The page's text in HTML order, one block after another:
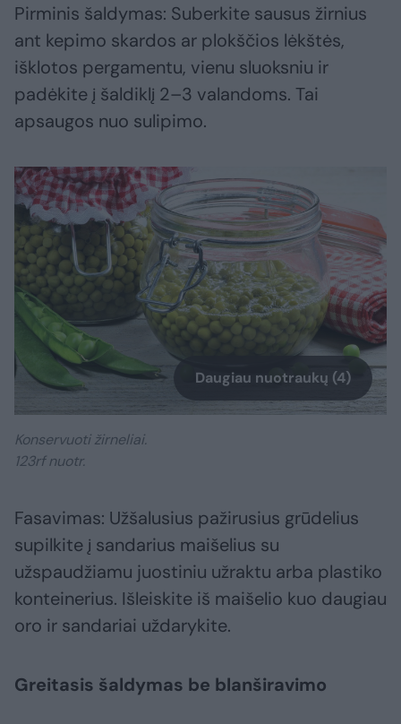
Pirminis šaldymas: Suberkite sausus žirnius
ant kepimo skardos ar plokščios lėkštės,
išklotos pergamentu, vienu sluoksniu ir
padėkite į šaldiklį 2–3 valandoms. Tai
apsaugos nuo sulipimo.
Daugiau nuotraukų (4)
Konservuoti žirneliai.
123rf nuotr.
Fasavimas: Užšalusius pažirusius grūdelius
supilkite į sandarius maišelius su
užspaudžiamu juostiniu užraktu arba plastiko
konteinerius. Išleiskite iš maišelio kuo daugiau
oro ir sandariai uždarykite.
Greitasis šaldymas be blanširavimo